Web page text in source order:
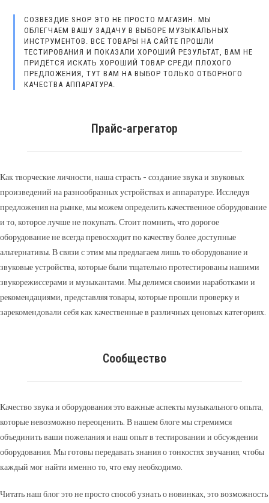
СОЗВЕЗДИЕ SHOP ЭТО НЕ ПРОСТО МАГАЗИН. МЫ
ОБЛЕГЧАЕМ ВАШУ ЗАДАЧУ В ВЫБОРЕ МУЗЫКАЛЬНЫХ
ИНСТРУМЕНТОВ. ВСЕ ТОВАРЫ НА САЙТЕ ПРОШЛИ
ТЕСТИРОВАНИЯ И ПОКАЗАЛИ ХОРОШИЙ РЕЗУЛЬТАТ, ВАМ НЕ
ПРИДЁТСЯ ИСКАТЬ ХОРОШИЙ ТОВАР СРЕДИ ПЛОХОГО
ПРЕДЛОЖЕНИЯ, ТУТ ВАМ НА ВЫБОР ТОЛЬКО ОТБОРНОГО
КАЧЕСТВА АППАРАТУРА.
Прайс-агрегатор
Как творческие личности, наша страсть - создание звука и звуковых
произведений на разнообразных устройствах и аппаратуре. Исследуя
предложения на рынке, мы можем определить качественное оборудование
и то, которое лучше не покупать. Стоит помнить, что дорогое
оборудование не всегда превосходит по качеству более доступные
альтернативы. В связи с этим мы предлагаем лишь то оборудование и
звуковые устройства, которые были тщательно протестированы нашими
звукорежиссерами и музыкантами. Мы делимся своими наработками и
рекомендациями, представляя товары, которые прошли проверку и
зарекомендовали себя как качественные в различных ценовых категориях.
Сообщество
Качество звука и оборудования это важные аспекты музыкального опыта,
которые невозможно переоценить. В нашем блоге мы стремимся
объединить ваши пожелания и наш опыт в тестировании и обсуждении
оборудования. Мы готовы передавать знания о тонкостях звучания, чтобы
каждый мог найти именно то, что ему необходимо.
Читать наш блог это не просто способ узнать о новинках, это возможность